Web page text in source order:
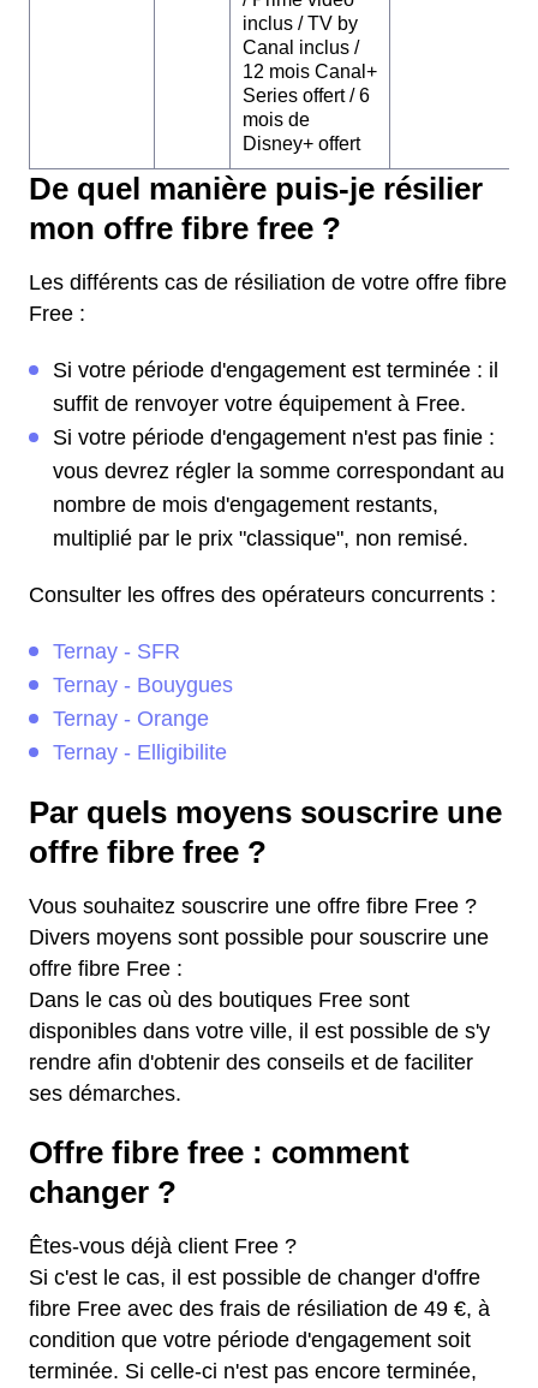
inclus / TV by
Canal inclus /
12 mois Canal+
Series offert / 6
mois de
Disney+ offert
De quel manière puis-je résilier
mon offre fibre free ?
Les différents cas de résiliation de votre offre fibre
Free :
Si votre période d'engagement est terminée : il
suffit de renvoyer votre équipement à Free.
Si votre période d'engagement n'est pas finie :
vous devrez régler la somme correspondant au
nombre de mois d'engagement restants,
multiplié par le prix "classique", non remisé.
Consulter les offres des opérateurs concurrents :
Ternay - SFR
Ternay - Bouygues
Ternay - Orange
Ternay - Elligibilite
Par quels moyens souscrire une
offre fibre free ?
Vous souhaitez souscrire une offre fibre Free ?
Divers moyens sont possible pour souscrire une
offre fibre Free :
Dans le cas où des boutiques Free sont
disponibles dans votre ville, il est possible de s'y
rendre afin d'obtenir des conseils et de faciliter
ses démarches.
Offre fibre free : comment
changer ?
Êtes-vous déjà client Free ?
Si c'est le cas, il est possible de changer d'offre
fibre Free avec des frais de résiliation de 49 €, à
condition que votre période d'engagement soit
terminée. Si celle-ci n'est pas encore terminée,